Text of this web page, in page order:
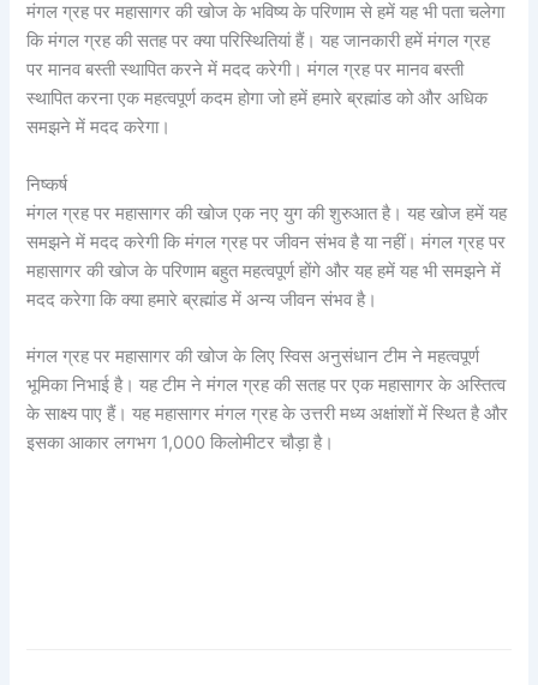
मंगल ग्रह पर महासागर की खोज के भविष्य के परिणाम से हमें यह भी पता चलेगा
कि मंगल ग्रह की सतह पर क्या परिस्थितियां हैं। यह जानकारी हमें मंगल ग्रह
पर मानव बस्ती स्थापित करने में मदद करेगी। मंगल ग्रह पर मानव बस्ती
स्थापित करना एक महत्वपूर्ण कदम होगा जो हमें हमारे ब्रह्मांड को और अधिक
समझने में मदद करेगा।
निष्कर्ष
मंगल ग्रह पर महासागर की खोज एक नए युग की शुरुआत है। यह खोज हमें यह
समझने में मदद करेगी कि मंगल ग्रह पर जीवन संभव है या नहीं। मंगल ग्रह पर
महासागर की खोज के परिणाम बहुत महत्वपूर्ण होंगे और यह हमें यह भी समझने में
मदद करेगा कि क्या हमारे ब्रह्मांड में अन्य जीवन संभव है।
मंगल ग्रह पर महासागर की खोज के लिए स्विस अनुसंधान टीम ने महत्वपूर्ण
भूमिका निभाई है। यह टीम ने मंगल ग्रह की सतह पर एक महासागर के अस्तित्व
के साक्ष्य पाए हैं। यह महासागर मंगल ग्रह के उत्तरी मध्य अक्षांशों में स्थित है और
इसका आकार लगभग 1,000 किलोमीटर चौड़ा है।